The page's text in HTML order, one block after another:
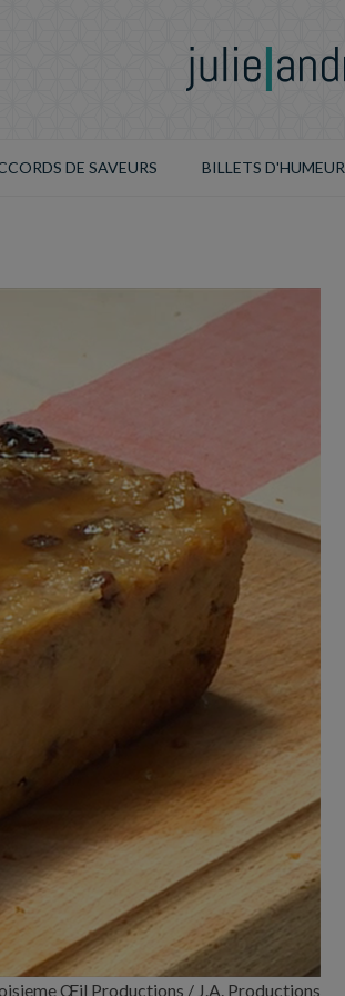
DE SAVEURS BILLETS D'HUMEUR
Œil Productions / J.A. Productions